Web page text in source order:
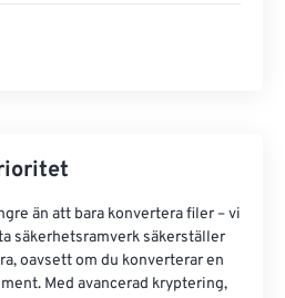
än att bara konvertera filer – vi
säkerhetsramverk säkerställer
oavsett om du konverterar en
Med avancerad kryptering,